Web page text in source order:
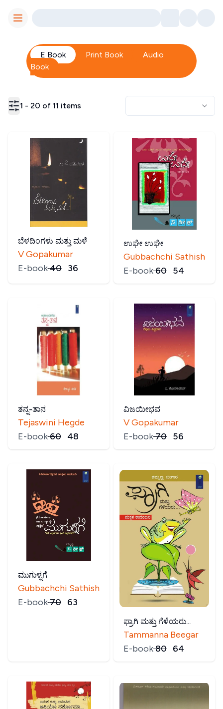
Toggle Menu
E Book Print Book
Audio
Book
1 - 20 of 11 items
ಬೆಳದಿಂಗಳು ಮತ್ತು ಮಳೆ
V Gopakumar
E-book₹40 36
ಉಘೇ ಉಘೇ
Gubbachchi Sathish
E-book₹60 54
ತನ್ನ-ತಾನ
Tejaswini Hegde
E-book₹60 48
ವಿಜಯೀಭವ
V Gopakumar
E-book₹70 56
ಮುಗುಳ್ನಗೆ
Gubbachchi Sathish
E-book₹70 63
ಫ್ರಾಗಿ ಮತ್ತು ಗೆಳೆಯರು...
Tammanna Beegar
E-book₹80 64